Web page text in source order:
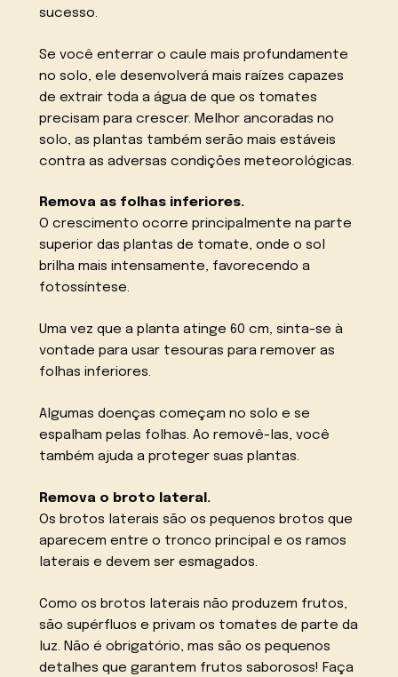
sucesso.
Se você enterrar o caule mais profundamente
no solo, ele desenvolverá mais raízes capazes
de extrair toda a água de que os tomates
precisam para crescer. Melhor ancoradas no
solo, as plantas também serão mais estáveis
contra as adversas condições meteorológicas.
Remova as folhas inferiores.
O crescimento ocorre principalmente na parte
superior das plantas de tomate, onde o sol
brilha mais intensamente, favorecendo a
fotossíntese.
Uma vez que a planta atinge 60 cm, sinta-se à
vontade para usar tesouras para remover as
folhas inferiores.
Algumas doenças começam no solo e se
espalham pelas folhas. Ao removê-las, você
também ajuda a proteger suas plantas.
Remova o broto lateral.
Os brotos laterais são os pequenos brotos que
aparecem entre o tronco principal e os ramos
laterais e devem ser esmagados.
Como os brotos laterais não produzem frutos,
são supérfluos e privam os tomates de parte da
luz. Não é obrigatório, mas são os pequenos
detalhes que garantem frutos saborosos! Faça